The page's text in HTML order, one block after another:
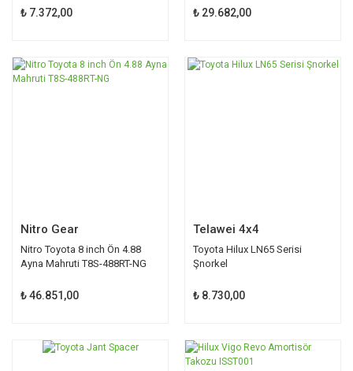
₺ 7.372,00 ₺ 29.682,00
Nitro Gear
Nitro Toyota 8 inch Ön 4.88
Ayna Mahruti T8S-488RT-NG
₺ 46.851,00
Telawei 4x4
Toyota Hilux LN65 Serisi
Şnorkel
₺ 8.730,00